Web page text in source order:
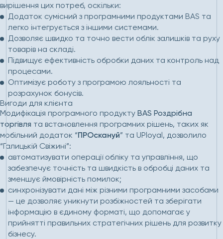
вирішення цих потреб, оскільки:
Додаток сумісний з програмними продуктами BAS та
легко інтегрується з іншими системами.
Дозволяє швидко та точно вести облік залишків та руху
товарів на складі.
Підвищує ефективність обробки даних та контроль над
процесами.
Оптимізує роботу з програмою лояльності та
розрахунок бонусів.
Вигоди для клієнта
Модифікація програмного продукту BAS Роздрібна
торгівля та встановлення програмних рішень, таких як
мобільний додаток “ПРОскануй” та UPloyal, дозволило
“Галицькій Свіжині”:
автоматизувати операції обліку та управління, що
забезпечує точність та швидкість в обробці даних та
зменшує ймовірність помилок;
синхронізувати дані між різними програмними засобами
— це дозволяє уникнути розбіжностей та зберігати
інформацію в єдиному форматі, що допомагає у
прийнятті правильних стратегічних рішень для розвитку
бізнесу.